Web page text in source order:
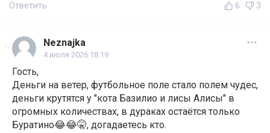
Ответить 6 3
Neznajka
4 июля 2026 18:19
Гость,
Деньги на ветер, футбольное поле стало полем чудес,
деньги крутятся у "кота Базилио и лисы Алисы" в
огромных количествах, в дураках остаётся только
Буратино😂😂🤫, догадаетесь кто.